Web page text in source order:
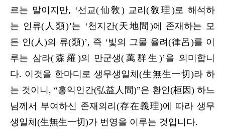
르는 말이지만, ‘선교(仙敎) 교리(敎理)로 해석하
는 인류(人類)’는 ‘천지간(天地間)에 존재하는 모
든 인(人)의 류(類)’, 즉 ‘빛의 그물 율려(律呂)를 이
루는 삼라(森羅)의 만군생(萬群生)’을 의미합니
다. 이것을 한마디로 생무생일체(生無生一切)라 하
는 것이니, “홍익인간(弘益人間)”은 환인(桓因) 하느
님께서 부여하신 존재의리(存在義理)에 따라 생무
생일체(生無生一切)가 번영을 이루는 것입니다.